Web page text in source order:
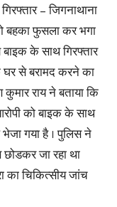
– जिगनाथाना
बहका फुसला कर भगा
के साथ गिरफ्तार
से बरामद करने का
कुमार राय ने बताया कि
को बाइक के साथ
गया है । पुलिस ने
जा रहा था
का चिकित्सीय जांच